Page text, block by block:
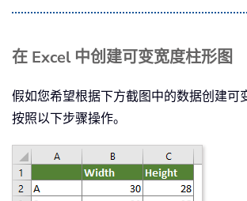
在 Excel 中创建可变宽度柱形图
假如您希望根据下方截图中的数据创建可
按照以下步骤操作。